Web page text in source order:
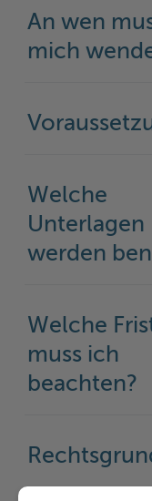
An wen
mich
Welche
Unterlagen
werden
Welche
muss ich
beachten?